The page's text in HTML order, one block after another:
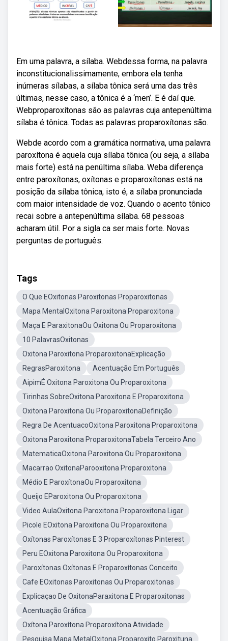
Em uma palavra, a sílaba. Webdessa forma, na palavra
inconstitucionalissimamente, embora ela tenha
inúmeras sílabas, a sílaba tônica será uma das três
últimas, nesse caso, a tônica é a ‘men’. E é daí que.
Webproparoxítonas são as palavras cuja antepenúltima
sílaba é tônica. Todas as palavras proparoxítonas são.
Webde acordo com a gramática normativa, uma palavra
paroxítona é aquela cuja sílaba tônica (ou seja, a sílaba
mais forte) está na penúltima sílaba. Weba diferença
entre paroxítonas, oxítonas e proparoxítonas está na
posição da sílaba tônica, isto é, a sílaba pronunciada
com maior intensidade de voz. Quando o acento tônico
recai sobre a antepenúltima sílaba. 68 pessoas
acharam útil. Por a sigla ca ser mais forte. Novas
perguntas de português.
Tags
O Que EOxitonas Paroxitonas Proparoxitonas
Mapa MentalOxitona Paroxitona Proparoxitona
Maça E ParaxitonaOu Oxitona Ou Proparoxitona
10 PalavrasOxitonas
Oxitona Paroxitona ProparoxitonaExplicação
RegrasParoxitona
Acentuação Em Português
AipimÉ Oxitona Paroxitona Ou Proparoxitona
Tirinhas SobreOxitona Paroxitona E Proparoxitona
Oxitona Paroxitona Ou ProparoxitonaDefinição
Regra De AcentuacoOxitona Paroxitona Proparoxitona
Oxitona Paroxitona ProparoxitonaTabela Terceiro Ano
MatematicaOxitona Paroxitona Ou Proparoxitona
Macarrao OxitonaParooxitona Proparoxitona
Médio E ParoxítonaOu Proparoxitona
Queijo EParoxitona Ou Proparoxitona
Video AulaOxitona Paroxitona Proparoxitona Ligar
Picole EOxitona Paroxitona Ou Proparoxitona
Oxítonas Paroxítonas E 3 Proparoxítonas Pinterest
Peru EOxitona Paroxitona Ou Proparoxitona
Paroxítonas Oxítonas E Proparoxítonas Conceito
Cafe EOxitonas Paroxitonas Ou Proparoxitonas
Explicaçao De OxitonaParaxitona E Proparoxitonas
Acentuação Gráfica
Oxítona Paroxítona Proparoxítona Atividade
Pesquisa Mapa MetalOxitona Proparoxito Paroxituna